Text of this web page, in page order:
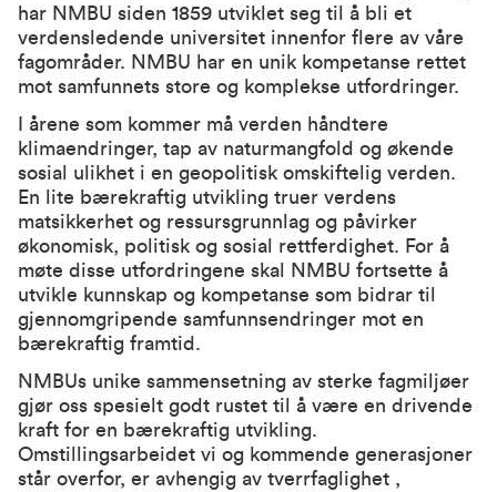
har NMBU siden 1859 utviklet seg til å bli et
verdensledende universitet innenfor flere av våre
fagområder. NMBU har en unik kompetanse rettet
mot samfunnets store og komplekse utfordringer.
I årene som kommer må verden håndtere
klimaendringer, tap av naturmangfold og økende
sosial ulikhet i en geopolitisk omskiftelig verden.
En lite bærekraftig utvikling truer verdens
matsikkerhet og ressursgrunnlag og påvirker
økonomisk, politisk og sosial rettferdighet. For å
møte disse utfordringene skal NMBU fortsette å
utvikle kunnskap og kompetanse som bidrar til
gjennomgripende samfunnsendringer mot en
bærekraftig framtid.
NMBUs unike sammensetning av sterke fagmiljøer
gjør oss spesielt godt rustet til å være en drivende
kraft for en bærekraftig utvikling.
Omstillingsarbeidet vi og kommende generasjoner
står overfor, er avhengig av tverrfaglighet ,